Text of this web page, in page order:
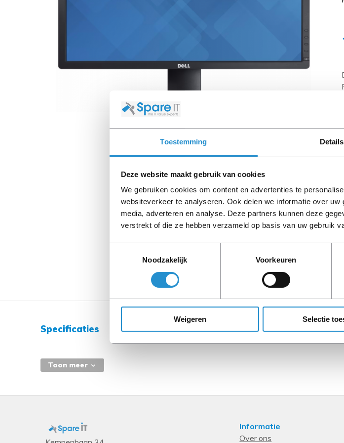
Toestemming Details
Deze website maakt gebruik van cookies
We gebruiken cookies om content en advertenties te
websiteverkeer te analyseren. Ook delen we informatie over
media, adverteren en analyse. Deze partners kunnen deze
verstrekt of die ze hebben verzameld op basis van uw gebruik
Noodzakelijk
Voorkeuren
Weigeren Selectie
Power Supply Units (PSU)
Rack accessoires
Raid Controllers
Overig
Specificaties
Toon meer
Informatie
Over ons